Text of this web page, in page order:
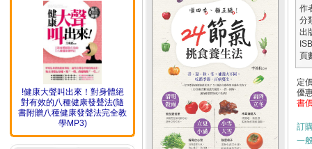
!健康大聲叫出來！對身體絕
對有效的八種健康發聲法(隨
書附贈八種健康發聲法完全教
學MP3)
作
分
出
頁
定
優
書
訂
一